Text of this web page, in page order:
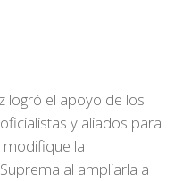
logró el apoyo de los
y aliados para
la
al ampliarla a